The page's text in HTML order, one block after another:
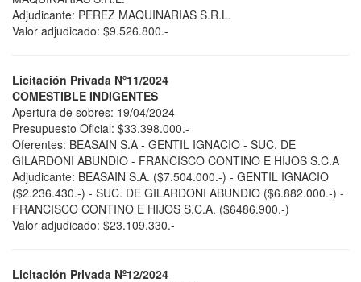
Adjudicante: PEREZ MAQUINARIAS S.R.L.
Valor adjudicado: $9.526.800.-
Licitación Privada Nº11/2024
COMESTIBLE INDIGENTES
Apertura de sobres: 19/04/2024
Presupuesto Oficial: $33.398.000.-
Oferentes: BEASAIN S.A - GENTIL IGNACIO - SUC. DE
GILARDONI ABUNDIO - FRANCISCO CONTINO E HIJOS S.C.A
Adjudicante: BEASAIN S.A. ($7.504.000.-) - GENTIL IGNACIO
($2.236.430.-) - SUC. DE GILARDONI ABUNDIO ($6.882.000.-) -
FRANCISCO CONTINO E HIJOS S.C.A. ($6486.900.-)
Valor adjudicado: $23.109.330.-
Licitación Privada Nº12/2024